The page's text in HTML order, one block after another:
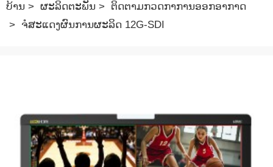
ບ້ານ ຜະລິດຕະພັນ
ຕິດຕາມກວດກາການອອກອາກາດ
ຈໍສະແດງຜົນການຜະລິດ 12G-SDI